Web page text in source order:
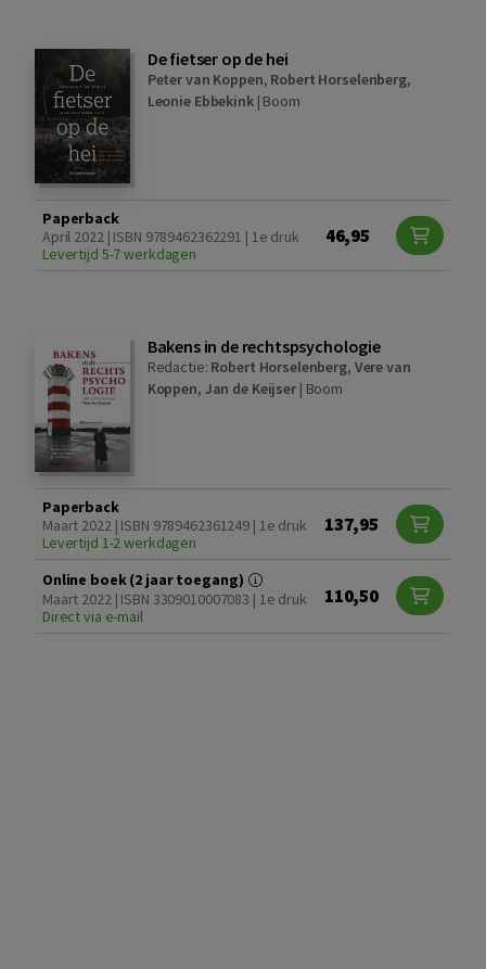
De fietser op de hei
Peter van Koppen, Robert Horselenberg,
Leonie Ebbekink| Boom
Paperback
April 2022 | ISBN 9789462362291 | 1e druk
Levertijd 5-7 werkdagen
46,95
Bakens in de rechtspsychologie
Redactie: Robert Horselenberg, Vere van
Koppen, Jan de Keijser| Boom
Paperback
Maart 2022 | ISBN 9789462361249 | 1e druk
Levertijd 1-2 werkdagen
137,95
Online boek (2 jaar toegang)
Maart 2022 | ISBN 3309010007083 | 1e druk
Direct via e-mail
110,50